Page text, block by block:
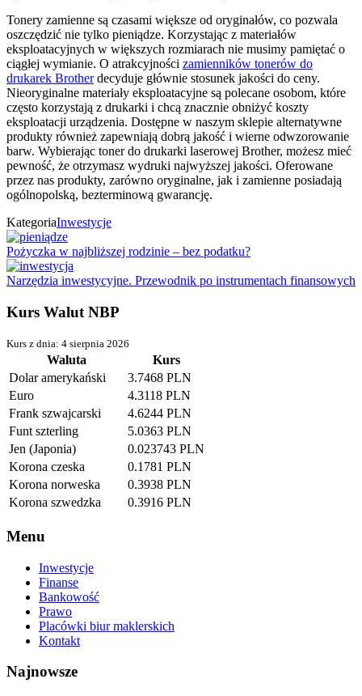
Tonery zamienne są czasami większe od oryginałów, co pozwala
oszczędzić nie tylko pieniądze. Korzystając z materiałów
eksploatacyjnych w większych rozmiarach nie musimy pamiętać o
ciągłej wymianie. O atrakcyjności zamienników tonerów do
drukarek Brotherdecyduje głównie stosunek jakości do ceny.
Nieoryginalne materiały eksploatacyjne są polecane osobom, które
często korzystają z drukarki i chcą znacznie obniżyć koszty
eksploatacji urządzenia. Dostępne w naszym sklepie alternatywne
produkty również zapewniają dobrą jakość i wierne odwzorowanie
barw. Wybierając toner do drukarki laserowej Brother, możesz mieć
pewność, że otrzymasz wydruki najwyższej jakości. Oferowane
przez nas produkty, zarówno oryginalne, jak i zamienne posiadają
ogólnopolską, bezterminową gwarancję.
KategoriaInwestycje
Pożyczka w najbliższej rodzinie – bez podatku?
Narzędzia inwestycyjne. Przewodnik po instrumentach finansowych
Kurs Walut NBP
Kurs z dnia: 4 sierpnia 2026
Waluta
Kurs
Dolar amerykański
3.7468 PLN
Euro
4.3118 PLN
Frank szwajcarski
4.6244 PLN
Funt szterling
5.0363 PLN
Jen (Japonia)
0.023743 PLN
Korona czeska
0.1781 PLN
Korona norweska
0.3938 PLN
Korona szwedzka
0.3916 PLN
Menu
Inwestycje
Finanse
Bankowość
Prawo
Placówki biur maklerskich
Kontakt
Najnowsze